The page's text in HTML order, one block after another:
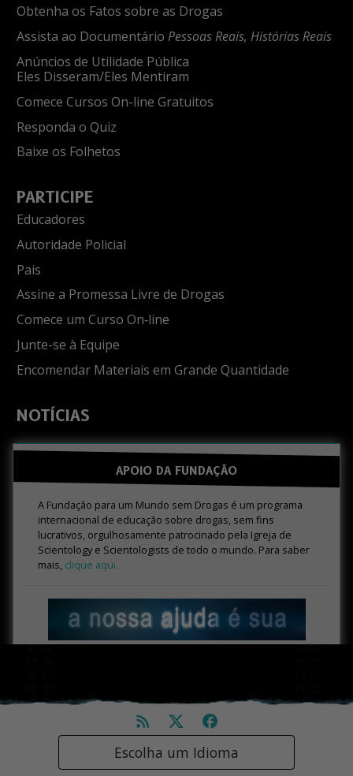
Obtenha os Fatos sobre as Drogas
Assista ao Documentário Pessoas Reais, Histórias Reais
Anúncios de Utilidade Pública
Eles Disseram/Eles Mentiram
Comece Cursos On-line Gratuitos
Responda o Quiz
Baixe os Folhetos
PARTICIPE
Educadores
Autoridade Policial
Pais
Assine a Promessa Livre de Drogas
Comece um Curso On‑line
Junte-se à Equipe
Encomendar Materiais em Grande Quantidade
NOTÍCIAS
APOIO DA FUNDAÇÃO
A Fundação para um Mundo sem Drogas é um programa
internacional de educação sobre drogas, sem fins
lucrativos, orgulhosamente patrocinado pela Igreja de
Scientology e Scientologists de todo o mundo. Para saber
mais, clique aqui.
Escolha um Idioma